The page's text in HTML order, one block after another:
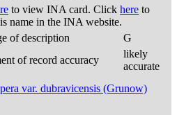
to view INA card. Click here to
name in the INA website.
of description
G
of record accuracy
likely
accurate
var. dubravicensis (Grunow)